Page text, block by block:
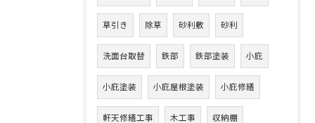
草引き 除草 砂利敷 砂利
洗面台取替 鉄部 鉄部塗装 小庇
小庇塗装 小庇屋根塗装 小庇修繕
軒天修繕工事 木工事 収納棚